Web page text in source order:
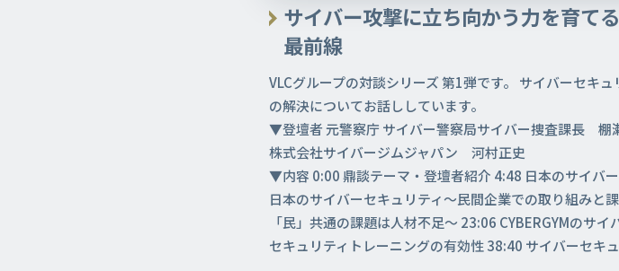
サイバー攻撃に立ち向かう力を育て
最前線
VLCグループの対談シリーズ 第1弾です。 サイバーセキ
の解決についてお話ししています。
▼登壇者 元警察庁 サイバー警察局サイバー捜査課長
株式会社サイバージムジャパン 河村正史
▼内容 0:00 鼎談テーマ・登壇者紹介 4:48 日本のサイバ
日本のサイバーセキュリティ～民間企業での取り組みと
「民」共通の課題は人材不足～ 23:06 CYBERGYMのサ
セキュリティトレーニングの有効性 38:40 サイバーセキ